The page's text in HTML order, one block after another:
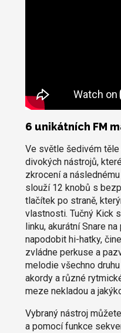
6 unikátních FM
Ve světle šedivém
divokých nástrojů,
zkrocení a
slouží 12 knobů s
tlačítek po straně,
vlastnosti. Tučný Kick
linku, akurátní Snare
napodobit hi-hatky,
zvládne perkuse a
melodie všechno
akordy a různé
meze nekladou a
Vybraný nástroj
a pomocí funkce